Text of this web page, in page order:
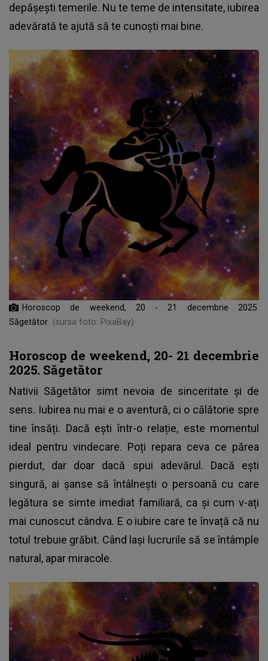
depășești temerile. Nu te teme de intensitate, iubirea
adevărată te ajută să te cunoști mai bine.
Horoscop de weekend, 20 - 21 decembrie 2025.
Săgetător (sursa foto: PixaBay)
Horoscop de weekend, 20- 21 decembrie
2025. Săgetător
Nativii Săgetător simt nevoia de sinceritate și de
sens. Iubirea nu mai e o aventură, ci o călătorie spre
tine însăți. Dacă ești într-o relație, este momentul
ideal pentru vindecare. Poți repara ceva ce părea
pierdut, dar doar dacă spui adevărul. Dacă ești
singură, ai șanse să întâlnești o persoană cu care
legătura se simte imediat familiară, ca și cum v-ați
mai cunoscut cândva. E o iubire care te învață că nu
totul trebuie grăbit. Când lași lucrurile să se întâmple
natural, apar miracole.